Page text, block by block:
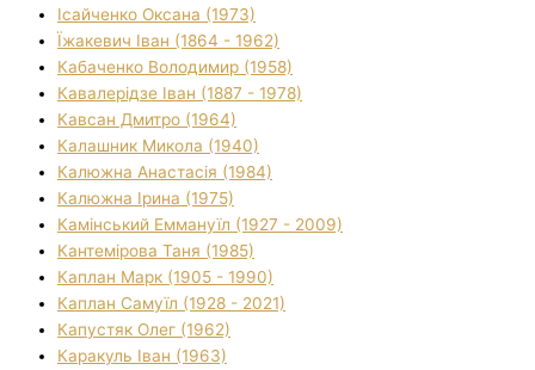
Ісайченко Оксана (1973)
Їжакевич Іван (1864 - 1962)
Кабаченко Володимир (1958)
Кавалерідзе Іван (1887 - 1978)
Кавсан Дмитро (1964)
Калашник Микола (1940)
Калюжна Анастасія (1984)
Калюжна Ірина (1975)
Камінський Еммануїл (1927 - 2009)
Кантемірова Таня (1985)
Каплан Марк (1905 - 1990)
Каплан Самуїл (1928 - 2021)
Капустяк Олег (1962)
Каракуль Іван (1963)